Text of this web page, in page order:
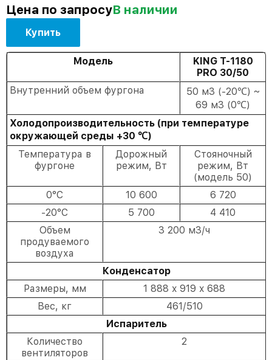
Цена по запросуВ наличии
Купить
Модель
KING T-1180
PRO 30/50
Внутренний объем фургона
50 м3 (-20℃) ~
69 м3 (0℃)
Холодопроизводительность (при температуре
окружающей среды +30 ℃)
Температура в
фургоне
Дорожный
режим, Вт
Стояночный
режим, Вт
(модель 50)
0°C
10 600
6 720
-20°C
5 700
4 410
Объем
продуваемого
воздуха
3 200 м3/ч
Конденсатор
Размеры, мм
1 888 x 919 x 688
Вес, кг
461/510
Испаритель
Количество
вентиляторов
2